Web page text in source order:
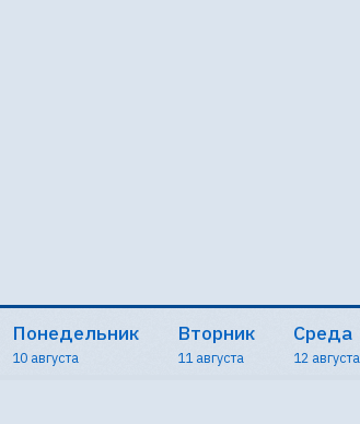
Понедельник
10 августа
Вторник
11 августа
Среда
12 августа